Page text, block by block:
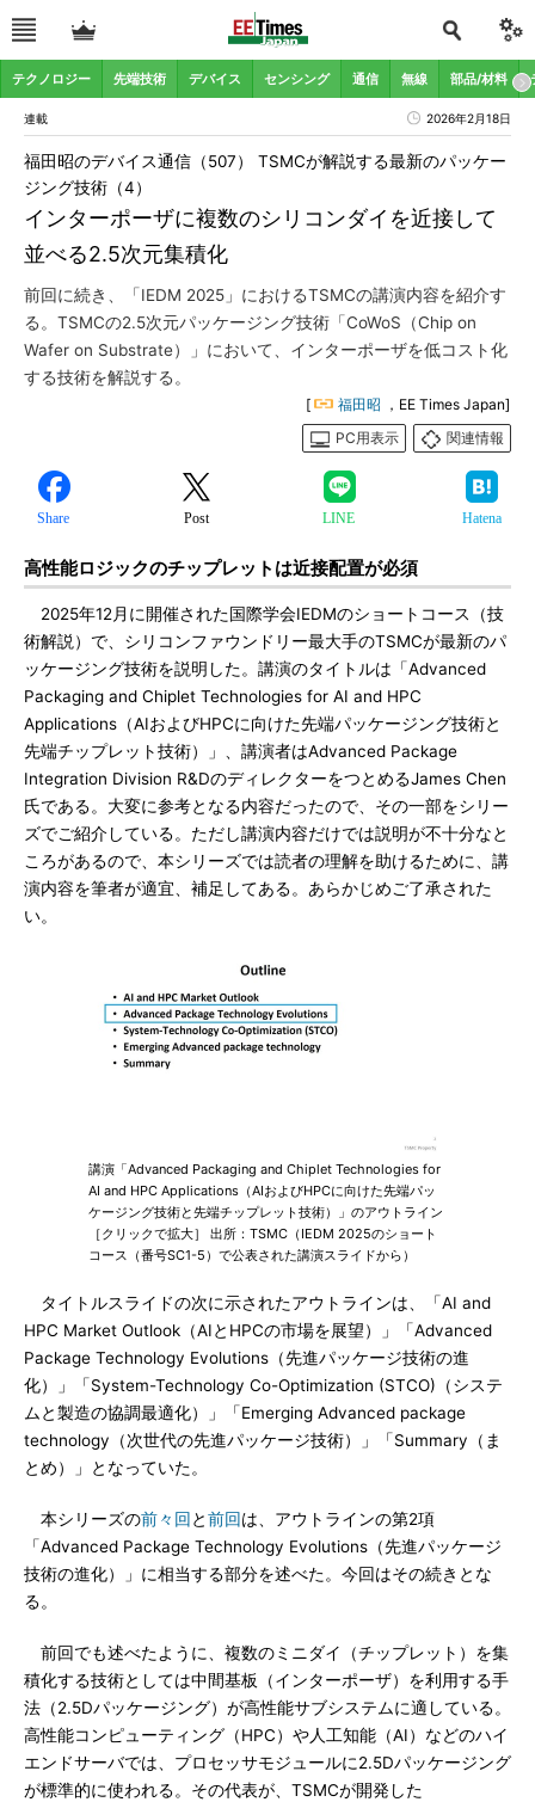
テクノロジー 先端技術 デバイス センシング 通信 無線 部品/材料
連載 2026年2月18日
インターポーザに複数のシリコンダイを近接して
並べる2.5次元集積化
福田昭のデバイス通信（507） TSMCが解説する最新のパッケー
ジング技術（4）
前回に続き、「IEDM 2025」におけるTSMCの講演内容を紹介す
る。TSMCの2.5次元パッケージング技術「CoWoS（Chip on
Wafer on Substrate）」において、インターポーザを低コスト化
する技術を解説する。
[ 福田昭 ，EE Times Japan]
PC用表示
関連情報
Share Post LINE Hatena
高性能ロジックのチップレットは近接配置が必須
2025年12月に開催された国際学会IEDMのショートコース（技
術解説）で、シリコンファウンドリー最大手のTSMCが最新のパ
ッケージング技術を説明した。講演のタイトルは「Advanced
Packaging and Chiplet Technologies for AI and HPC
Applications（AIおよびHPCに向けた先端パッケージング技術と
先端チップレット技術）」、講演者はAdvanced Package
Integration Division R&DのディレクターをつとめるJames Chen
氏である。大変に参考となる内容だったので、その一部をシリー
ズでご紹介している。ただし講演内容だけでは説明が不十分なと
ころがあるので、本シリーズでは読者の理解を助けるために、講
演内容を筆者が適宜、補足してある。あらかじめご了承された
い。
講演「Advanced Packaging and Chiplet Technologies for
AI and HPC Applications（AIおよびHPCに向けた先端パッ
ケージング技術と先端チップレット技術）」のアウトライン
［クリックで拡大］ 出所：TSMC（IEDM 2025のショート
コース（番号SC1-5）で公表された講演スライドから）
タイトルスライドの次に示されたアウトラインは、「AI and
HPC Market Outlook（AIとHPCの市場を展望）」「Advanced
Package Technology Evolutions（先進パッケージ技術の進
化）」「System-Technology Co-Optimization (STCO)（システ
ムと製造の協調最適化）」「Emerging Advanced package
technology（次世代の先進パッケージ技術）」「Summary（ま
とめ）」となっていた。
本シリーズの前々回 と前回は、アウトラインの第2項
「Advanced Package Technology Evolutions（先進パッケージ
技術の進化）」に相当する部分を述べた。今回はその続きとな
る。
前回でも述べたように、複数のミニダイ（チップレット）を集
積化する技術としては中間基板（インターポーザ）を利用する手
法（2.5Dパッケージング）が高性能サブシステムに適している。
高性能コンピューティング（HPC）や人工知能（AI）などのハイ
エンドサーバでは、プロセッサモジュールに2.5Dパッケージング
が標準的に使われる。その代表が、TSMCが開発した